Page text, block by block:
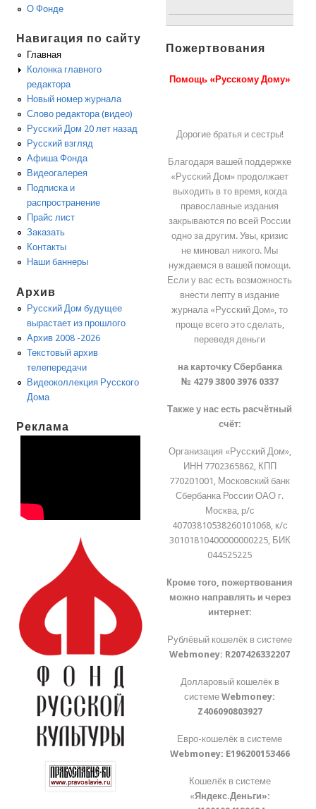
О Фонде
Навигация по сайту
Главная
Колонка главного
редактора
Новый номер журнала
Слово редактора (видео)
Русский Дом 20 лет назад
Русский взгляд
Афиша Фонда
Видеогалерея
Подписка и
распространение
Прайс лист
Заказать
Контакты
Наши баннеры
Архив
Русский Дом будущее
вырастает из прошлого
Архив 2008 -2026
Текстовый архив
телепередачи
Видеоколлекция Русского
Дома
Реклама
Пожертвования
Помощь «Русскому Дому»
Дорогие братья и сестры!
Благодаря вашей поддержке
«Русский Дом» продолжает
выходить в то время, когда
православные издания
закрываются по всей России
одно за другим. Увы, кризис
не миновал никого. Мы
нуждаемся в вашей помощи.
Если у вас есть возможность
внести лепту в издание
журнала «Русский Дом», то
проще всего это сделать,
переведя деньги
на карточку Сбербанка
№ 4279 3800 3976 0337
Также у нас есть расчётный
счёт:
Организация «Русский Дом»,
ИНН 7702365862, КПП
770201001, Московский банк
Сбербанка России ОАО г.
Москва, р/с
40703810538260101068, к/с
30101810400000000225, БИК
044525225
Кроме того, пожертвования
можно направлять и через
интернет:
Рублёвый кошелёк в системе
Webmoney: R207426332207
Долларовый кошелёк в
системеWebmoney:
Z406090803927
Евро-кошелёк в системе
Webmoney: E196200153466
Кошелёк в системе
«Яндекс.Деньги»: